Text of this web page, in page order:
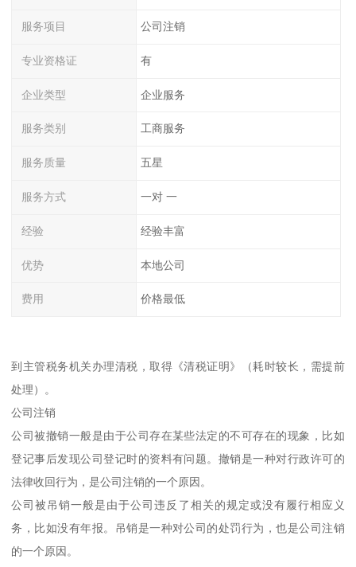
服务项目 公司注销
专业资格证 有
企业类型 企业服务
服务类别 工商服务
服务质量 五星
服务方式 一对 一
经验 经验丰富
优势 本地公司
费用 价格最低
到主管税务机关办理清税，取得《清税证明》（耗时较长，需提前
处理）。
公司注销
公司被撤销一般是由于公司存在某些法定的不可存在的现象，比如
登记事后发现公司登记时的资料有问题。撤销是一种对行政许可的
法律收回行为，是公司注销的一个原因。
公司被吊销一般是由于公司违反了相关的规定或没有履行相应义
务，比如没有年报。吊销是一种对公司的处罚行为，也是公司注销
的一个原因。